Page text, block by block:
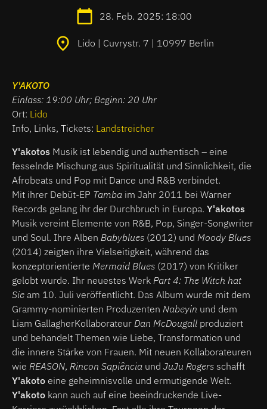
28. Feb. 2025: 18:00
Lido | Cuvrystr. 7 | 10997 Berlin
Y'AKOTO
Einlass: 19:00 Uhr; Beginn: 20 Uhr
Ort: Lido
Info, Links, Tickets: Landstreicher
Y'akotos Musik ist lebendig und authentisch – eine
fesselnde Mischung aus Spiritualität und Sinnlichkeit, die
Afrobeats und Pop mit Dance und R&B verbindet.
Mit ihrer Debüt-EP Tamba im Jahr 2011 bei Warner
Records gelang ihr der Durchbruch in Europa. Y'akotos
Musik vereint Elemente von R&B, Pop, Singer-Songwriter
und Soul. Ihre Alben Babyblues (2012) und Moody Blues
(2014) zeigten ihre Vielseitigkeit, während das
konzeptorientierte Mermaid Blues (2017) von Kritiker
gelobt wurde. Ihr neuestes Werk Part 4: The Witch hat
Sie am 10. Juli veröffentlicht. Das Album wurde mit dem
Grammy-nominierten Produzenten Nabeyin und dem
Liam GallagherKollaborateur Dan McDougall produziert
und behandelt Themen wie Liebe, Transformation und
die innere Stärke von Frauen. Mit neuen Kollaborateuren
wie REASON, Rincon Sapiência und JuJu Rogers schafft
Y'akoto eine geheimnisvolle und ermutigende Welt.
Y'akoto kann auch auf eine beeindruckende Live-